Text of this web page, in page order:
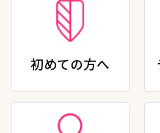
初めての方へ